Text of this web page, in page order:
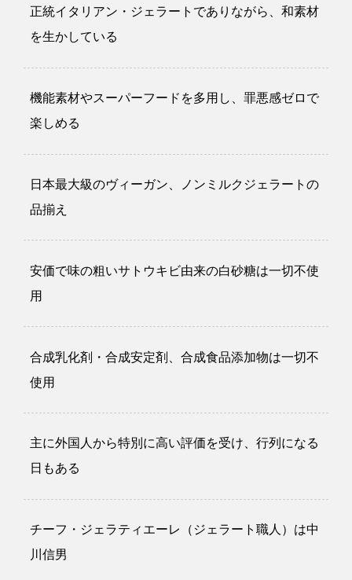
正統イタリアン・ジェラートでありながら、和素材
を生かしている
機能素材やスーパーフードを多用し、罪悪感ゼロで
楽しめる
日本最大級のヴィーガン、ノンミルクジェラートの
品揃え
安価で味の粗いサトウキビ由来の白砂糖は一切不使
用
合成乳化剤・合成安定剤、合成食品添加物は一切不
使用
主に外国人から特別に高い評価を受け、行列になる
日もある
チーフ・ジェラティエーレ（ジェラート職人）は中
川信男